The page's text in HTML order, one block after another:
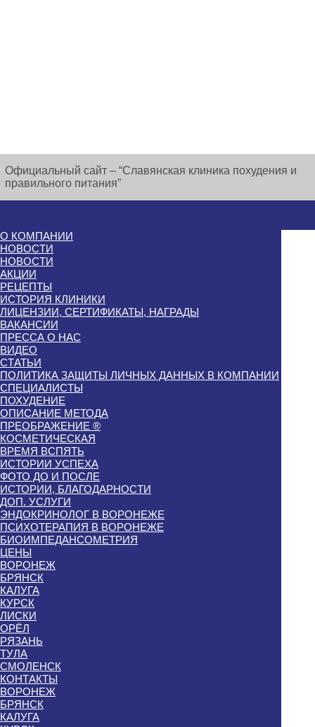
Официальный сайт – “Славянская клиника похудения и
правильного питания”
О КОМПАНИИ
НОВОСТИ
НОВОСТИ
АКЦИИ
РЕЦЕПТЫ
ИСТОРИЯ КЛИНИКИ
ЛИЦЕНЗИИ, СЕРТИФИКАТЫ, НАГРАДЫ
ВАКАНСИИ
ПРЕССА О НАС
ВИДЕО
СТАТЬИ
ПОЛИТИКА ЗАЩИТЫ ЛИЧНЫХ ДАННЫХ В КОМПАНИИ
СПЕЦИАЛИСТЫ
ПОХУДЕНИЕ
ОПИСАНИЕ МЕТОДА
ПРЕОБРАЖЕНИЕ ®
КОСМЕТИЧЕСКАЯ
ВРЕМЯ ВСПЯТЬ
ИСТОРИИ УСПЕХА
ФОТО ДО И ПОСЛЕ
ИСТОРИИ, БЛАГОДАРНОСТИ
ДОП. УСЛУГИ
ЭНДОКРИНОЛОГ В ВОРОНЕЖЕ
ПСИХОТЕРАПИЯ В ВОРОНЕЖЕ
БИОИМПЕДАНСОМЕТРИЯ
ЦЕНЫ
ВОРОНЕЖ
БРЯНСК
КАЛУГА
КУРСК
ЛИСКИ
ОРЁЛ
РЯЗАНЬ
ТУЛА
СМОЛЕНСК
КОНТАКТЫ
ВОРОНЕЖ
БРЯНСК
КАЛУГА